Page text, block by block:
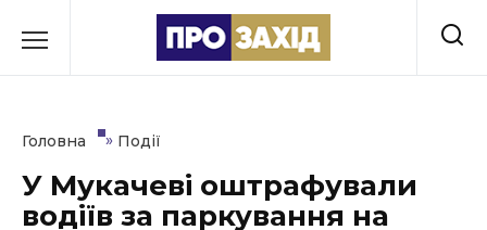
до
Культура
Головна » Події
У Мукачеві оштрафували
водіїв за паркування на